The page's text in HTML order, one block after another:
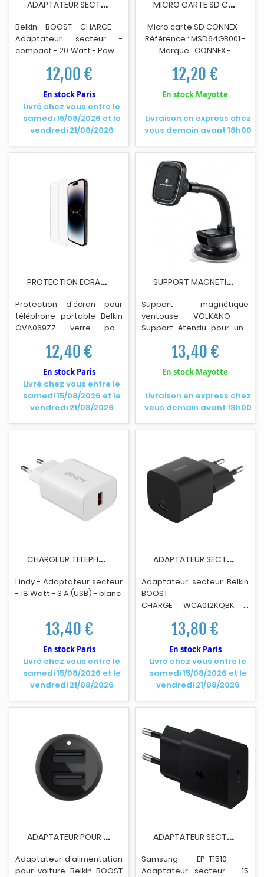
A
DAPTATEUR SECTEUR BELKIN BOOST CHARGE 20WATTS...
Belkin BOOST CHARGE -
Adaptateur secteur -
compact - 20 Watt - Power
(24 pin USB-C) - blanc
Livré chez vous entre le
samedi 15/08/2026 et le
vendredi 21/08/2026
12,00 €
En stock Paris
M
ICRO CARTE SD CONNEX MSD64GB001 - 64GO
Micro carte SD CONNEX -
Référence : MSD64GB001 -
Marque : CONNEX -
du pack : 1 microSD, 1
adaptateur SD, 1 manuel
utilisateur - EAN
Livraison en express chez
vous demain avant 18h00
12,20 €
En stock Mayotte
P
ROTECTION ECRAN BELKIN OVA069ZZ - POUR IPHONE...
Protection d'écran pour
téléphone portable Belkin
OVA069ZZ - verre - pour
Livré chez vous entre le
samedi 15/08/2026 et le
vendredi 21/08/2026
12,40 €
En stock Paris
S
UPPORT MAGNETIQUE VENTOUSE VOLKANO VK-5029
Support magnétique
ventouse VOLKANO -
Support étendu pour une
montage sur tableau de
bord ou pare-brise - Facile
à installer - Basculez
d'aspiration contre la
surface de votre cho ix, et
vous êtes prêt à partir - La
conception universelle
pare-brise -
N'endommage pas votre
téléphone - Convient pour
une utilisation avec la
plupart des smartphones.
Livraison en express chez
vous demain avant 18h00
13,40 €
En stock Mayotte
C
HARGEUR TELEPHONE LINDY 18W SINGLE PORT USB...
Lindy - Adaptateur secteur
- 18 Watt - 3 A (USB) - blanc
Livré chez vous entre le
samedi 15/08/2026 et le
vendredi 21/08/2026
13,40 €
En stock Paris
A
DAPTATEUR SECTEUR BELKIN WCA012KQBK 25W -...
Adaptateur secteur Belkin
BOOST
CHARGE WCA012KQBK -
PD 3.1/PPS, Fast Charge (24
Livré chez vous entre le
samedi 15/08/2026 et le
vendredi 21/08/2026
13,80 €
En stock Paris
A
DAPTATEUR POUR VOITURE BELKIN CCB001BTBK - 2X...
Adaptateur d'alimentation
pour voiture Belkin BOOST
A
DAPTATEUR SECTEUR SAMSUNG EP-T1510 15WATTS...
Samsung EP-T1510 -
Adaptateur secteur - 15